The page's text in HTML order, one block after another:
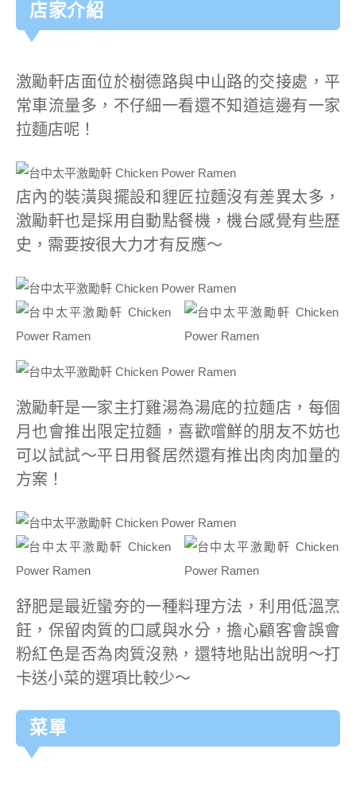
店家介紹
激勵軒店面位於樹德路與中山路的交接處，平
常車流量多，不仔細一看還不知道這邊有一家
拉麵店呢！
店內的裝潢與擺設和貍匠拉麵沒有差異太多，
激勵軒也是採用自動點餐機，機台感覺有些歷
史，需要按很大力才有反應～
激勵軒是一家主打雞湯為湯底的拉麵店，每個
月也會推出限定拉麵，喜歡嚐鮮的朋友不妨也
可以試試～平日用餐居然還有推出肉肉加量的
方案！
舒肥是最近蠻夯的一種料理方法，利用低溫烹
飪，保留肉質的口感與水分，擔心顧客會誤會
粉紅色是否為肉質沒熟，還特地貼出說明～打
卡送小菜的選項比較少～
菜單